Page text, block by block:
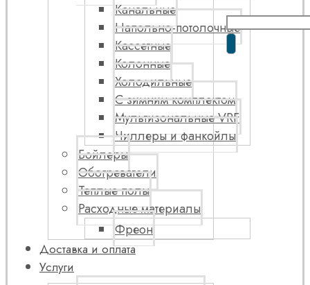
Канальные
Напольно-потолочные
Кассетные
Колонные
Холодильные
С зимним комплектом
Мультизональные VRF
Чиллеры и фанкойлы
Бойлеры
Обогреватели
Теплые полы
Расходные материалы
Фреон
Доставка и оплата
Услуги